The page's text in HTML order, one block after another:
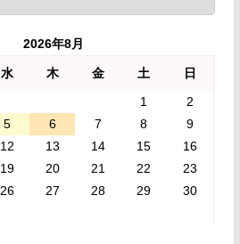
2026年8月
水 木 金 土
日
1
2
5 6 7 8
9
12 13 14 15
16
19 20 21 22
23
26 27 28 29
30